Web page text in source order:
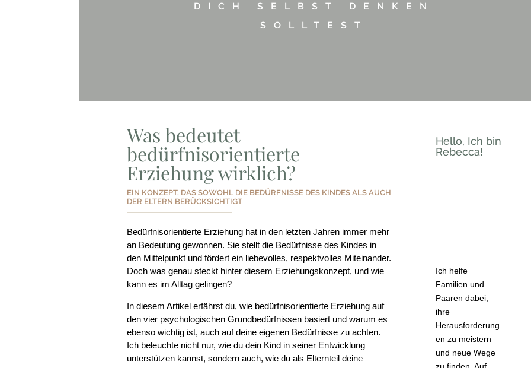
DICH SELBST DENKEN
SOLLTEST
Was bedeutet
bedürfnisorientierte
Erziehung wirklich?
EIN KONZEPT, DAS SOWOHL DIE BEDÜRFNISSE DES KINDES ALS AUCH
DER ELTERN BERÜCKSICHTIGT
Bedürfnisorientierte Erziehung hat in den letzten Jahren immer mehr
an Bedeutung gewonnen. Sie stellt die Bedürfnisse des Kindes in
den Mittelpunkt und fördert ein liebevolles, respektvolles Miteinander.
Doch was genau steckt hinter diesem Erziehungskonzept, und wie
kann es im Alltag gelingen?
In diesem Artikel erfährst du, wie bedürfnisorientierte Erziehung auf
den vier psychologischen Grundbedürfnissen basiert und warum es
ebenso wichtig ist, auch auf deine eigenen Bedürfnisse zu achten.
Ich beleuchte nicht nur, wie du dein Kind in seiner Entwicklung
unterstützen kannst, sondern auch, wie du als Elternteil deine
Hello, Ich bin
Rebecca!
Ich helfe
Familien und
Paaren dabei,
ihre
Herausforderung
en zu meistern
und neue Wege
zu finden. Auf